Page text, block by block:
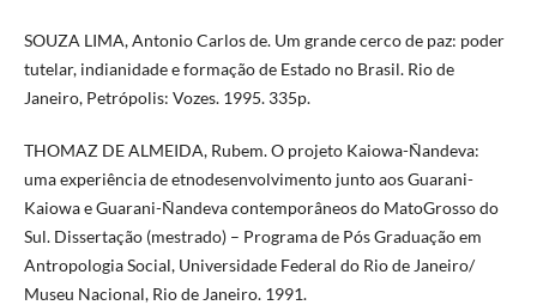
SOUZA LIMA, Antonio Carlos de. Um grande cerco de paz: poder
tutelar, indianidade e formação de Estado no Brasil. Rio de
Janeiro, Petrópolis: Vozes. 1995. 335p.
THOMAZ DE ALMEIDA, Rubem. O projeto Kaiowa-Ñandeva:
uma experiência de etnodesenvolvimento junto aos Guarani-
Kaiowa e Guarani-Ñandeva contemporâneos do MatoGrosso do
Sul. Dissertação (mestrado) – Programa de Pós Graduação em
Antropologia Social, Universidade Federal do Rio de Janeiro/
Museu Nacional, Rio de Janeiro. 1991.